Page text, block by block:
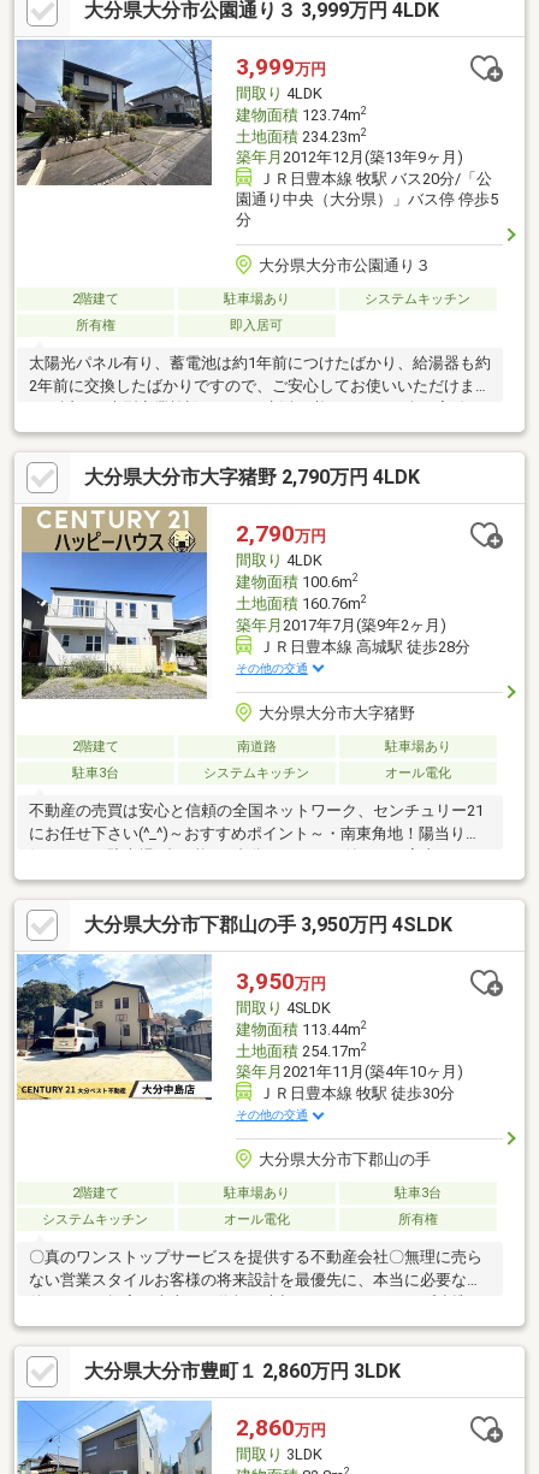
いただけます。駐車場は堀車庫1台分を確保。温泉のあるゆとりあ
る暮らしを叶える住まいです。なお、本物件は土砂災害特別警戒
区域内に位置しています。
大分県大分市公園通り３ 3,999万円 4LDK
3,999万円
間取り 4LDK
建物面積123.74m2
土地面積234.23m2
築年月 2012年12月(築13年9ヶ月)
ＪＲ日豊本線 牧駅 バス20分/「公
園通り中央（大分県）」バス停 停歩5
分
大分県大分市公園通り３
2階建て 駐車場あり
システムキッチン
所有権
即入居可
太陽光パネル有り、蓄電池は約1年前につけたばかり、給湯器も約
2年前に交換したばかりですので、ご安心してお使いいただけま
きます♪ぜひ一度お問い合わせください！
大分県大分市大字猪野 2,790万円 4LDK
2,790万円
間取り 4LDK
建物面積100.6m2
土地面積160.76m2
築年月 2017年7月(築9年2ヶ月)
ＪＲ日豊本線 高城駅 徒歩28分
その他の交通
大分県大分市大字猪野
2階建て 南道路
駐車場あり
駐車3台
システムキッチン オール電化
不動産の売買は安心と信頼の全国ネットワーク、センチュリー21
にお任せ下さい(^_^)～おすすめポイント～・南東角地！陽当り良
好です！・駐車場3台可能！1台分カーポート付き！・室内オシャ
レ！アクセントクロスしようしています。ドアノブなどもオシャ
レな物を使っています！・2階3部屋にエアコンあります！・収納
多数あります！住宅ローンについても無料でご相談できます！ハ
ッピーハウスは、お客様が幸せ（ハッピー）になれる家(ハウス）
探しをお手伝いさせて頂きます。 お気軽にお問合せ下さい(^_^)
大分県大分市下郡山の手 3,950万円 4SLDK
3,950万円
間取り 4SLDK
建物面積113.44m2
土地面積254.17m2
築年月 2021年11月(築4年10ヶ月)
ＪＲ日豊本線 牧駅 徒歩30分
その他の交通
大分県大分市下郡山の手
2階建て 駐車場あり
駐車3台
システムキッチン
オール電化 所有権
〇真のワンストップサービスを提供する不動産会社〇無理に売ら
ない営業スタイルお客様の将来設計を最優先に、本当に必要な物
ワンストップサービス建設・リフォーム・保険まで、面倒な手続
きを一括サポート！徹底したお客様サポート土日祝日も即日対応
可能！住宅ローンも複数の銀行の中からベストな条件を探しま
す。キッズスペース・授乳室・お子様用のお飲み物完備でお子様
連れも安心です。契約後も生涯パートナーお引渡し後も末永くサ
ポート。地域密着20年の安心をお約束します。まずはお気軽にご
相談ください♪
大分県大分市豊町１ 2,860万円 3LDK
2,860万円
間取り 3LDK